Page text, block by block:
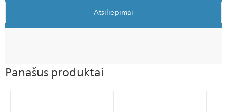
Atsiliepimai
Panašūs produktai